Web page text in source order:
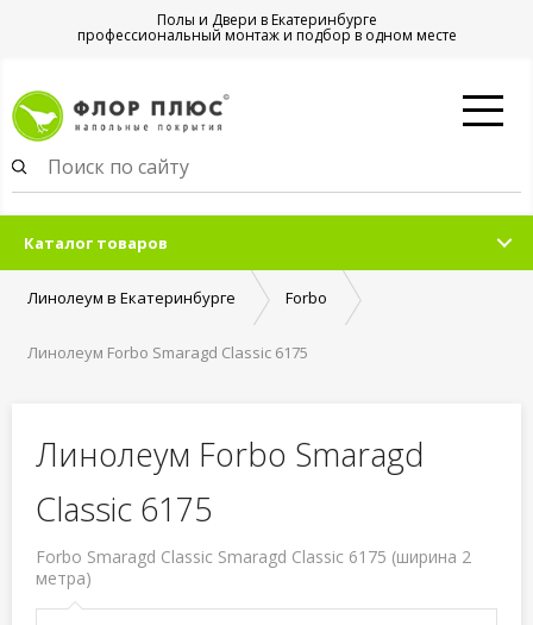
Полы и Двери в Екатеринбурге
профессиональный монтаж и подбор в одном месте
Каталог товаров
Линолеум в Екатеринбурге Forbo
Линолеум Forbo Smaragd Classic 6175
Линолеум Forbo Smaragd
Classic 6175
Forbo Smaragd Classic Smaragd Classic 6175 (ширина 2
метра)